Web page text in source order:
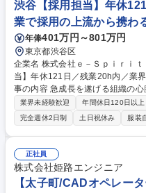
渋谷【採用担当】年休
業で採用の上流から携わ
年俸401万円～801万円
東京都渋谷区
企業名 株式会社ｅ－Ｓｐｉｒｉｔ Ｃａｓｔｉｎ
当】年休121日／残業20h内／業界
事の内容 急成長を遂げる組織の
略立案から運用、実行まで一気
細】 ■採用戦略の立案・実行（年間10～20名規模） ■ターゲット（ペルソ
ナ）の設計・媒体選定 ■スカウト
トの企画・運営 ■内定者フォロー
え、裁量は無限大。あなたの意思
集職種 渋谷【採用担当】年休121
の上流から携わる
業界未経験歓迎 年間休日120日以上
完全週休2日制
土日祝休み 服装
正社員
株式会社姫路エンジニア
【太子町/CADオペレー